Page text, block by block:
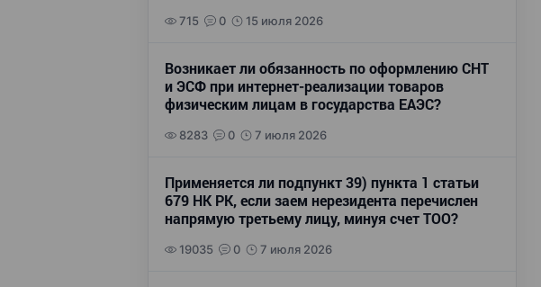
715 0 15 июля 2026
Возникает ли обязанность по оформлению СНТ
и ЭСФ при интернет-реализации товаров
физическим лицам в государства ЕАЭС?
8283 0 7 июля 2026
Применяется ли подпункт 39) пункта 1 статьи
679 НК РК, если заем нерезидента перечислен
напрямую третьему лицу, минуя счет ТОО?
19035 0 7 июля 2026